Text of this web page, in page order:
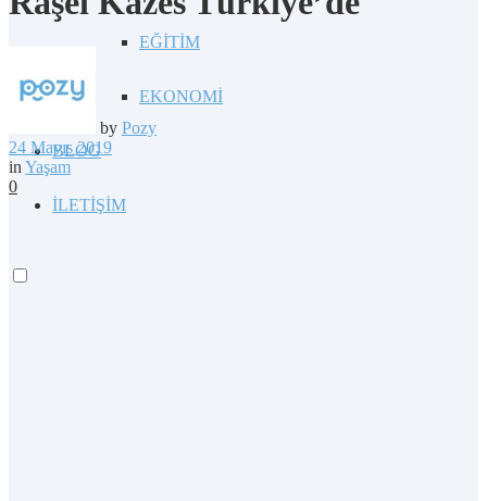
EĞİTİM
EKONOMİ
BLOG
İLETİŞİM
by Pozy
24 Mayıs 2019
in Yaşam
0